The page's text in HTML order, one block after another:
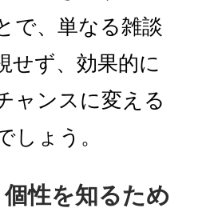
で、単なる雑談
せず、効果的に
ャンスに変える
しょう。
性を知るため